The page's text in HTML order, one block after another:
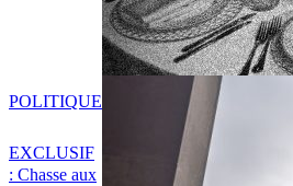
EXCLUSIF
: Chasse aux
POLITIQUE